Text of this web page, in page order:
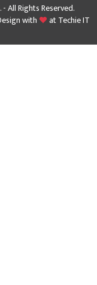
All Rights Reserved.
with
atTechie IT